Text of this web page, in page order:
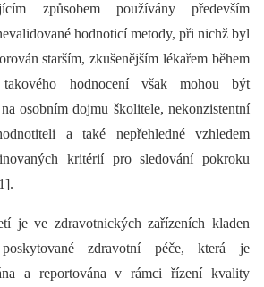
způsobem používány především
hodnoticí metody, při nichž byl
starším, zkušenějším lékařem během
hodnocení však mohou být
osobním dojmu školitele, nekonzistentní
a také nepřehledné vzhledem
kritérií pro sledování pokroku
je ve zdravotnických zařízeních kladen
zdravotní péče, která je
a reportována v rámci řízení kvality